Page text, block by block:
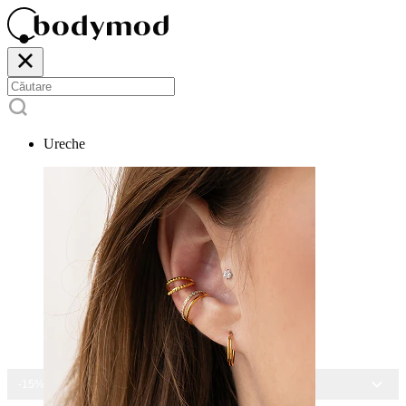
Ureche
-15% LA TOATE BIJUTERIILE